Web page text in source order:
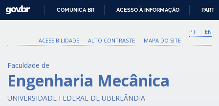
O
CONTEÚDO
GOVBR
COMUNICA BR ACESSO À INFORMAÇÃO
PT
EN
ACESSIBILIDADE
ALTO CONTRASTE MAPA DO SITE
Faculdade de
Engenharia Mecânica
UNIVERSIDADE FEDERAL DE UBERLÂNDIA